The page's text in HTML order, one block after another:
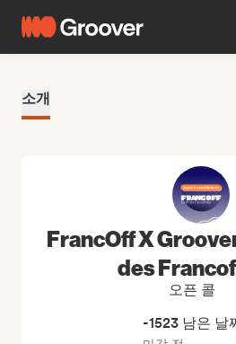
소개
FrancOff X
des
오픈 콜
-1523 남은 날